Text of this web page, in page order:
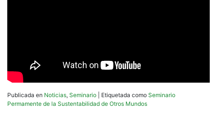
Publicada en Noticias, Seminario Etiquetada como Seminario
Permamente de la Sustentabilidad de Otros Mundos